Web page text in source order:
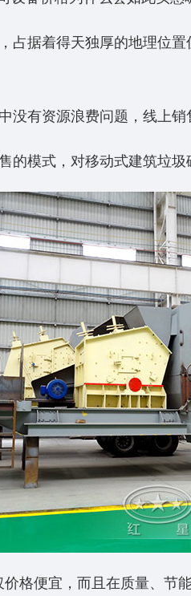
占据着得天独厚的地理位
没有资源浪费问题，线上销
的模式，对移动式建筑垃圾
格便宜，而且在质量、节